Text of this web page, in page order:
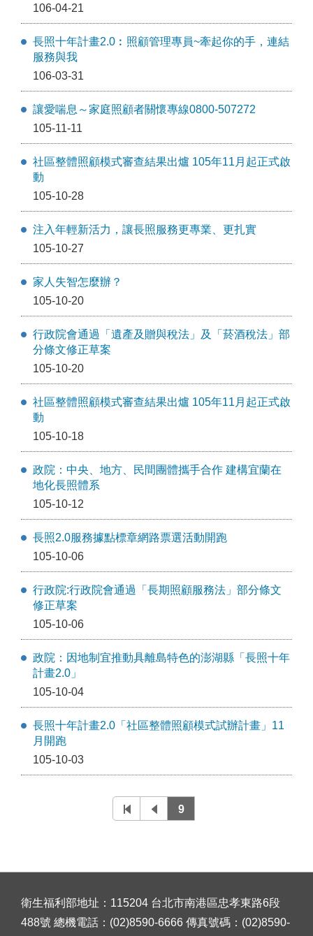
106-04-21
長照十年計畫2.0︰照顧管理專員~牽起你的手，連結
服務與我
106-03-31
讓愛喘息～家庭照顧者關懷專線0800-507272
105-11-11
社區整體照顧模式審查結果出爐 105年11月起正式啟
動
105-10-28
注入年輕新活力，讓長照服務更專業、更扎實
105-10-27
家人失智怎麼辦？
105-10-20
行政院會通過「遺產及贈與稅法」及「菸酒稅法」部
分條文修正草案
105-10-20
社區整體照顧模式審查結果出爐 105年11月起正式啟
動
105-10-18
政院：中央、地方、民間團體攜手合作 建構宜蘭在
地化長照體系
105-10-12
長照2.0服務據點標章網路票選活動開跑
105-10-06
行政院:行政院會通過「長期照顧服務法」部分條文
修正草案
105-10-06
政院：因地制宜推動具離島特色的澎湖縣「長照十年
計畫2.0」
105-10-04
長照十年計畫2.0「社區整體照顧模式試辦計畫」11
月開跑
105-10-03
9
衛生福利部地址：115204 台北市南港區忠孝東路6段
488號 總機電話：(02)8590-6666 傳真號碼：(02)8590-